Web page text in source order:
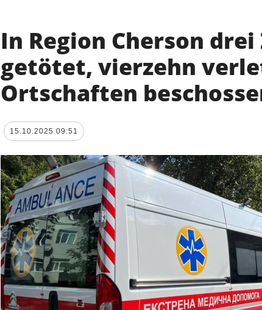
In Region Cherson
getötet, vierzehn
Ortschaften
15.10.2025 09:51